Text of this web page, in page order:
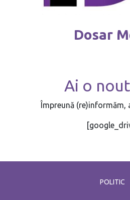
Dosar
Ai o
Împreună (re)informăm,
POLITIC